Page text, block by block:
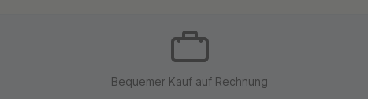
Bequemer Kauf auf Rechnung